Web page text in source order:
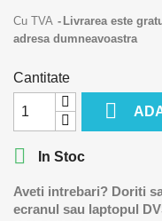
Cu TVA
Livrarea este
adresa dumneavoastra
Cantitate

 In Stoc
Aveti intrebari? Doriti
ecranul sau laptopul